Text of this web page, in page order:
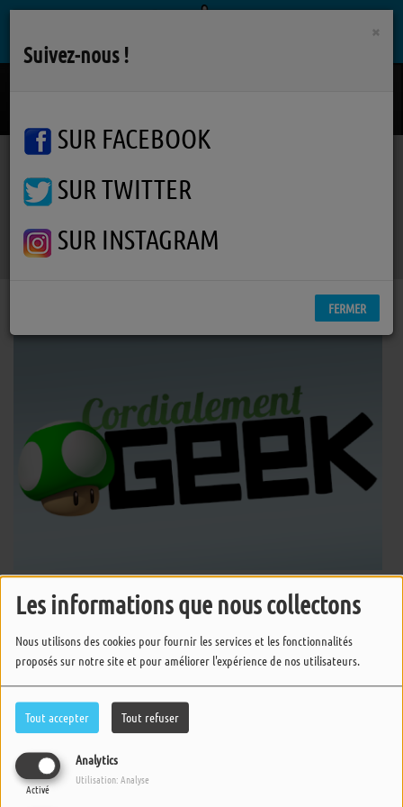
Les informations que nous collectons
Nous utilisons des cookies pour fournir les services et les fonctionnalités
proposés sur notre site et pour améliorer l'expérience de nos utilisateurs.
Tout accepter Tout refuser
Analytics
Activé
Utilisation: Analyse
Podcasts Cordialement Geek
Cordialement Geek
Cordialement Geek vendredi 31 mars
Cordialement Geek vendredi 24 mars
2023
Cordialement Geek vendredi 17 mars
×
Suivez-nous !
SUR FACEBOOK
SUR TWITTER
SUR INSTAGRAM
FERMER